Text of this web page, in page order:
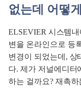
없는데 어떻
ELSEVIER 시스템
변을 온라인으로 등
변경이 되었는데, 상
다. 제가 저널에디터
하는 걸까요? 재촉